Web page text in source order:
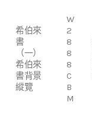
希伯來
書
（一）
希伯來
書背景
縱覽
W
2
8
8
8
C
B
M